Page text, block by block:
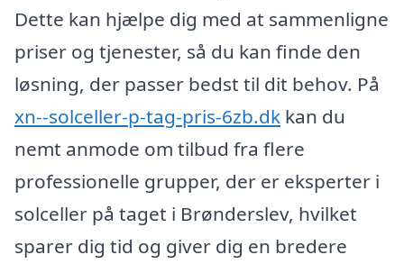
Dette kan hjælpe dig med at sammenligne
priser og tjenester, så du kan finde den
løsning, der passer bedst til dit behov. På
xn--solceller-p-tag-pris-6zb.dk kan du
nemt anmode om tilbud fra flere
professionelle grupper, der er eksperter i
solceller på taget i Brønderslev, hvilket
sparer dig tid og giver dig en bredere